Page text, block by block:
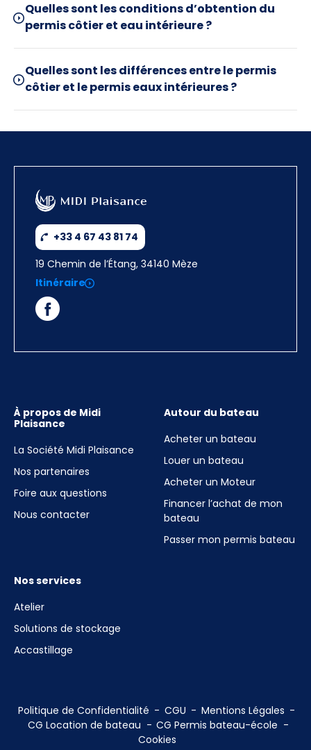
Quelles sont les conditions d’obtention du
permis côtier et eau intérieure ?
Quelles sont les différences entre le permis
côtier et le permis eaux intérieures ?
À propos de Midi
Plaisance
La Société Midi Plaisance
Nos partenaires
Foire aux questions
Nous contacter
Autour du bateau
Acheter un bateau
Louer un bateau
Acheter un Moteur
Financer l’achat de mon
bateau
Passer mon permis bateau
Nos services
Atelier
Solutions de stockage
Accastillage
+33 4 67 43 81 74
19 Chemin de l’Étang, 34140 Mèze
Itinéraire
Politique de Confidentialité CGU
Mentions Légales
CG Location de bateau
CG Permis bateau-école
Cookies